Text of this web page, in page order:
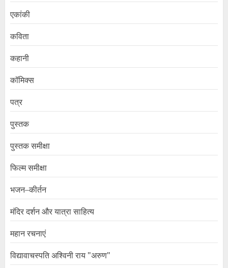
एकांकी
कविता
कहानी
कॉमिक्स
पत्र
पुस्तक
पुस्तक समीक्षा
फिल्म समीक्षा
भजन–कीर्तन
मंदिर दर्शन और यात्रा साहित्य
महान रचनाएं
विद्यावाचस्पति अश्विनी राय "अरुण"